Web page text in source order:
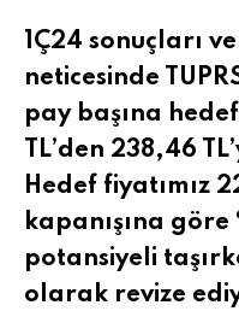
1Ç24 sonuçları
neticesinde
pay başına hedef
TL’den 238,46
Hedef fiyatımız
kapanışına göre
potansiyeli
olarak revize